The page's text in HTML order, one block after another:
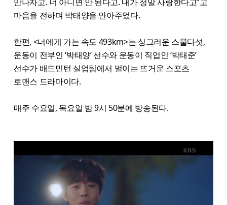
마음을 전하며 박태양을 안아주었다.
한편, <너에게 가는 속도 493km>는 싱그러운 스물다섯,
운동이 전부인 ‘박태양’ 선수와 운동이 직업인 ‘박태준’
선수가 배드민턴 실업팀에서 벌이는 뜨거운 스포츠
로맨스 드라마이다.
매주 수요일, 목요일 밤 9시 50분에 방송된다.